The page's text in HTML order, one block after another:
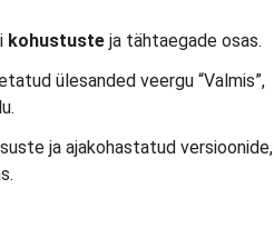
kohustuste ja tähtaegade osas.
ülesanded veergu “Valmis”,
ja ajakohastatud versioonide,